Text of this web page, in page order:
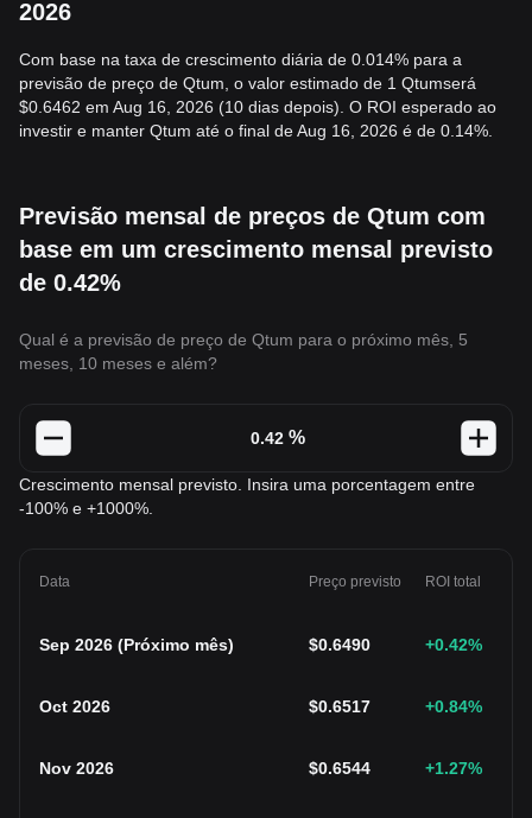
2026
Com base na taxa de crescimento diária de 0.014% para a
previsão de preço de Qtum, o valor estimado de 1 Qtumserá
$0.6462 em Aug 16, 2026 (10 dias depois). O ROI esperado ao
investir e manter Qtum até o final de Aug 16, 2026 é de 0.14%.
Previsão mensal de preços de Qtum com
base em um crescimento mensal previsto
de 0.42%
Qual é a previsão de preço de Qtum para o próximo mês, 5
meses, 10 meses e além?
%
Crescimento mensal previsto. Insira uma porcentagem entre
-100% e +1000%.
Data Preço previsto ROI total
Sep 2026 (Próximo mês) $0.6490 +0.42%
Oct 2026 $0.6517 +0.84%
Nov 2026 $0.6544 +1.27%